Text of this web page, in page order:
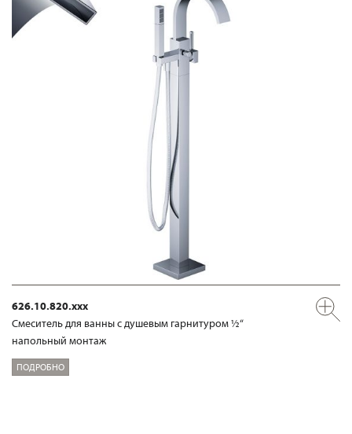
626.10.820.xxx
Смеситель для ванны с душевым гарнитуром ½“
напольный монтаж
ПОДРОБНО